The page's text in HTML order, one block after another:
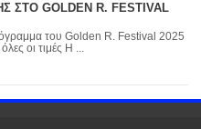
ΣΤΟ GOLDEN R. FESTIVAL
R. Festival 2025
οι τιμές Η ...